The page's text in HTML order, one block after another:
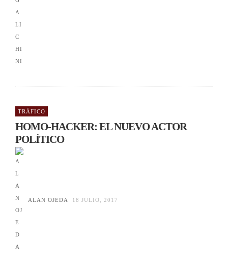
TRÁFICO
HOMO-HACKER: EL NUEVO ACTOR
POLÍTICO
ALAN OJEDA 18 JULIO, 2017